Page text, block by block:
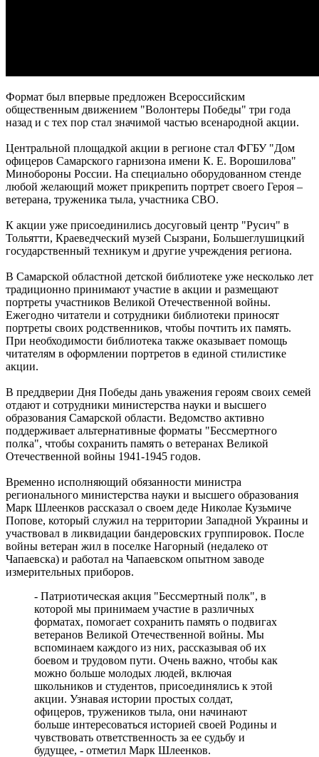
В Красноярском районе проверили безопасность и ремонт в
школах и детсадах
07.08.2026 | 11:31
Жители Отрадного проходят исследования на современном
компьютерном томографе
07.08.2026 | 11:23
В Тольятти изменят схему движения общественного
транспорта до 30 сентября
07.08.2026 | 11:22
Елена Дьякова — об истории создания конкурса компаний
"Достояние губернии"
07.08.2026 | 11:20
Последние жаркие дни лета в Самарской области – в эти
выходные
07.08.2026 | 11:16
Вячеслав Федорищев заявил о старте нового сезона
федеральной программы "Мама-предприниматель" в регионе
07.08.2026 | 10:57
Формат был впервые предложен Всероссийским
общественным движением "Волонтеры Победы" три года
назад и с тех пор стал значимой частью всенародной акции.
Центральной площадкой акции в регионе стал ФГБУ "Дом
офицеров Самарского гарнизона имени К. Е. Ворошилова"
Минобороны России. На специально оборудованном стенде
любой желающий может прикрепить портрет своего Героя –
ветерана, труженика тыла, участника СВО.
К акции уже присоединились досуговый центр "Русич" в
Тольятти, Краеведческий музей Сызрани, Большеглушицкий
государственный техникум и другие учреждения региона.
В Самарской областной детской библиотеке уже несколько лет
традиционно принимают участие в акции и размещают
портреты участников Великой Отечественной войны.
Ежегодно читатели и сотрудники библиотеки приносят
портреты своих родственников, чтобы почтить их память.
При необходимости библиотека также оказывает помощь
читателям в оформлении портретов в единой стилистике
акции.
В преддверии Дня Победы дань уважения героям своих семей
отдают и сотрудники министерства науки и высшего
образования Самарской области. Ведомство активно
поддерживает альтернативные форматы "Бессмертного
полка", чтобы сохранить память о ветеранах Великой
Отечественной войны 1941-1945 годов.
Временно исполняющий обязанности министра
регионального министерства науки и высшего образования
Марк Шлеенков рассказал о своем деде Николае Кузьмиче
Попове, который служил на территории Западной Украины и
участвовал в ликвидации бандеровских группировок. После
войны ветеран жил в поселке Нагорный (недалеко от
Чапаевска) и работал на Чапаевском опытном заводе
измерительных приборов.
- Патриотическая акция "Бессмертный полк", в
которой мы принимаем участие в различных
форматах, помогает сохранить память о подвигах
ветеранов Великой Отечественной войны. Мы
вспоминаем каждого из них, рассказывая об их
боевом и трудовом пути. Очень важно, чтобы как
можно больше молодых людей, включая
школьников и студентов, присоединялись к этой
акции. Узнавая истории простых солдат,
офицеров, тружеников тыла, они начинают
больше интересоваться историей своей Родины и
чувствовать ответственность за ее судьбу и
будущее, - отметил Марк Шлеенков.